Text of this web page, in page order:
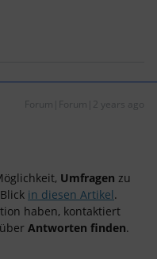
Forum|Forum|2 years ago
Umfragen zu
in diesen Artikel.
haben, kontaktiert
Antworten finden.